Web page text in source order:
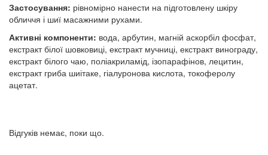
Застосування: рівномірно нанести на підготовлену шкіру
обличчя і шиї масажними рухами.
Активні компоненти: вода, арбутин, магній аскорбіл фосфат,
екстракт білої шовковиці, екстракт мучниці, екстракт винограду,
екстракт білого чаю, поліакриламід, ізопарафінов, лецитин,
екстракт гриба шиітаке, гіалуронова кислота, токоферолу
ацетат.
Відгуків немає, поки що.